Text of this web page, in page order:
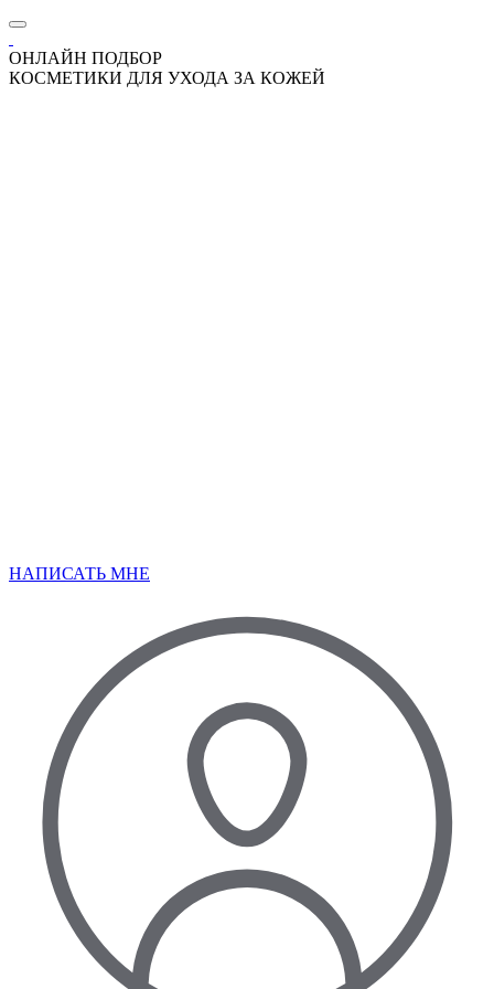
ОНЛАЙН ПОДБОР
КОСМЕТИКИ ДЛЯ УХОДА ЗА КОЖЕЙ
НАПИСАТЬ МНЕ